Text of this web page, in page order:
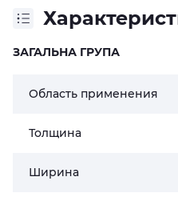
ЗАГАЛЬНА ГРУПА
Область применения
Толщина
Ширина